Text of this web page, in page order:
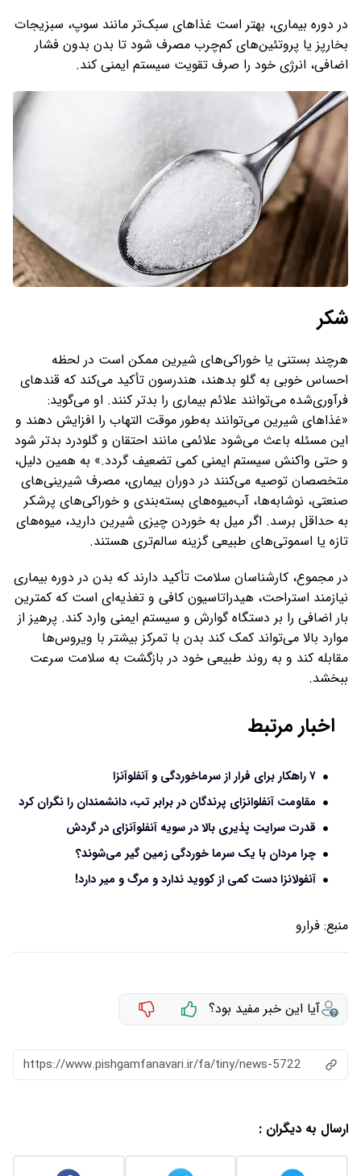
در دوره بیماری، بهتر است غذاهای سبک‌تر مانند سوپ، سبزیجات
بخارپز یا پروتئین‌های کم‌چرب مصرف شود تا بدن بدون فشار
اضافی، انرژی خود را صرف تقویت سیستم ایمنی کند.
شکر
هرچند بستنی یا خوراکی‌های شیرین ممکن است در لحظه
احساس خوبی به گلو بدهند، هندرسون تأکید می‌کند که قندهای
فرآوری‌شده می‌توانند علائم بیماری را بدتر کنند. او می‌گوید:
«غذاهای شیرین می‌توانند به‌طور موقت التهاب را افزایش دهند و
این مسئله باعث می‌شود علائمی مانند احتقان و گلودرد بدتر شود
و حتی واکنش سیستم ایمنی کمی تضعیف گردد.» به همین دلیل،
متخصصان توصیه می‌کنند در دوران بیماری، مصرف شیرینی‌های
صنعتی، نوشابه‌ها، آب‌میوه‌های بسته‌بندی و خوراکی‌های پرشکر
به حداقل برسد. اگر میل به خوردن چیزی شیرین دارید، میوه‌های
تازه یا اسموتی‌های طبیعی گزینه سالم‌تری هستند.
در مجموع، کارشناسان سلامت تأکید دارند که بدن در دوره بیماری
نیازمند استراحت، هیدراتاسیون کافی و تغذیه‌ای است که کمترین
بار اضافی را بر دستگاه گوارش و سیستم ایمنی وارد کند. پرهیز از
موارد بالا می‌تواند کمک کند بدن با تمرکز بیشتر با ویروس‌ها
مقابله کند و به روند طبیعی خود در بازگشت به سلامت سرعت
ببخشد.
اخبار مرتبط
۷ راهکار برای فرار از سرماخوردگی و آنفلوآنزا
مقاومت آنفلوانزای پرندگان در برابر تب، دانشمندان را نگران کرد
قدرت سرایت پذیری بالا در سویه آنفلوآنزای در گردش
چرا مردان با یک سرما خوردگی زمین گیر می‌شوند؟
آنفولانزا دست کمی از کووید ندارد و مرگ و میر دارد!
منبع: فرارو
آیا این خبر مفید بود؟
https://www.pishgamfanavari.ir/fa/tiny/news-5722
ارسال به دیگران :